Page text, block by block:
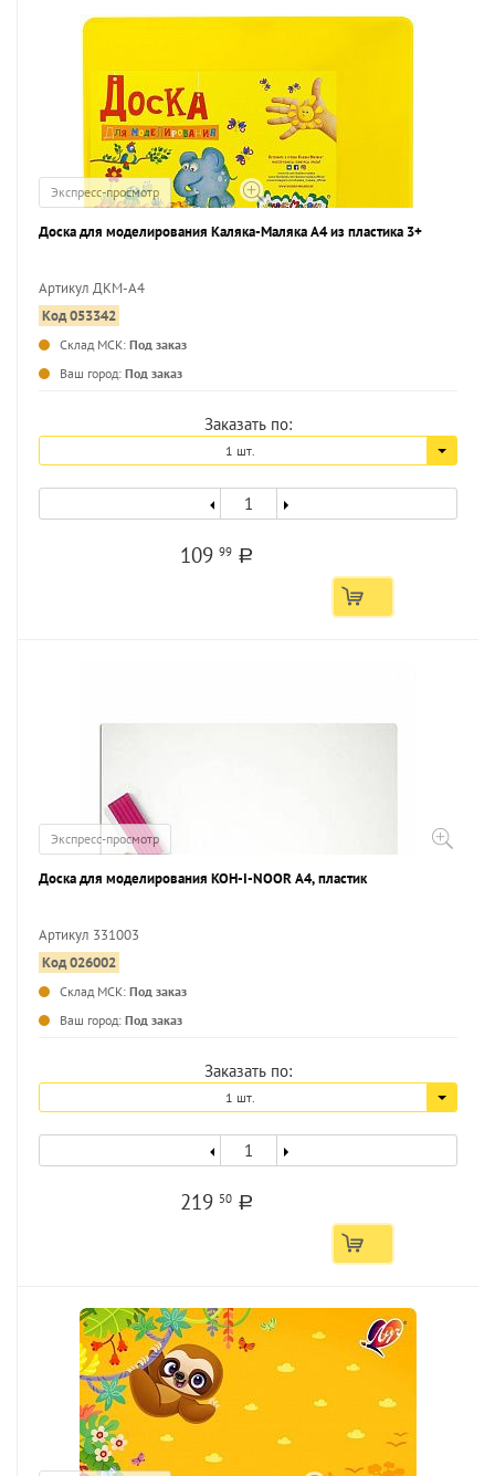
Экспресс-просмотр
Доска для моделирования Каляка-Маляка А4 из пластика 3+
Артикул ДКМ-А4
Код 053342
Склад МСК: Под заказ
Ваш город: Под заказ
Заказать по:
1 шт.
10999 a
Экспресс-просмотр
Доска для моделирования KOH-I-NOOR А4, пластик
Артикул 331003
Код 026002
Склад МСК: Под заказ
Ваш город: Под заказ
Заказать по:
1 шт.
219 50 a